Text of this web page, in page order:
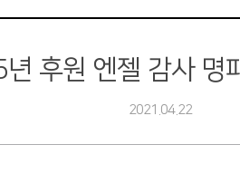
년 후원 엔젤 감사 명
2021.04.22